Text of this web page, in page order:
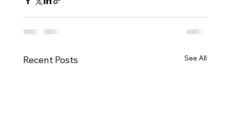
Recent Posts See All